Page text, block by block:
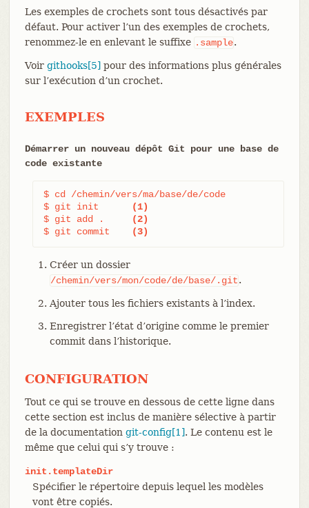
Les exemples de crochets sont tous désactivés par
défaut. Pour activer l’un des exemples de crochets,
renommez-le en enlevant le suffixe .sample.
Voir githooks[5] pour des informations plus générales
sur l’exécution d’un crochet.
EXEMPLES
Démarrer un nouveau dépôt Git pour une base de
code existante
$ cd /chemin/vers/ma/base/de/code
$ git init
(1)
$ git add .
(2)
$ git commit
(3)
Créer un dossier
/chemin/vers/mon/code/de/base/.git.
Ajouter tous les fichiers existants à l’index.
Enregistrer l’état d’origine comme le premier
commit dans l’historique.
CONFIGURATION
Tout ce qui se trouve en dessous de cette ligne dans
cette section est inclus de manière sélective à partir
de la documentation git-config[1]. Le contenu est le
même que celui qui s’y trouve :
init.templateDir
Spécifier le répertoire depuis lequel les modèles
vont être copiés.